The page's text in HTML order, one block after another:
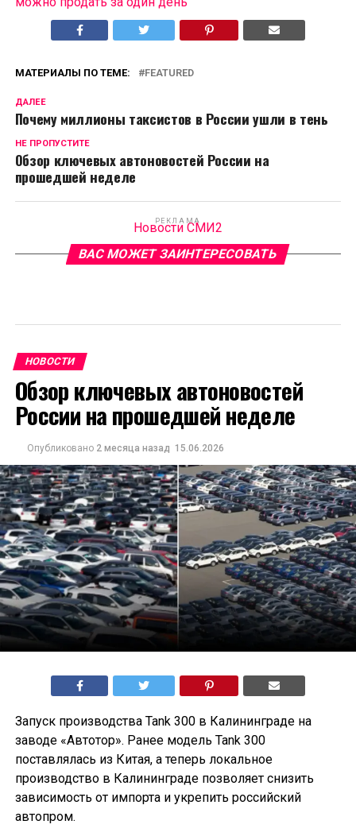
МАТЕРИАЛЫ ПО ТЕМЕ: FEATURED
ДАЛЕЕ
Почему миллионы таксистов в России ушли в тень
НЕ ПРОПУСТИТЕ
Обзор ключевых автоновостей России на
прошедшей неделе
РЕКЛАМА
Новости СМИ2
ВАС МОЖЕТ ЗАИНТЕРЕСОВАТЬ
НОВОСТИ
Обзор ключевых автоновостей
России на прошедшей неделе
Опубликовано 2 месяца назад 15.06.2026
Запуск производства Tank 300 в Калининграде на
заводе «Автотор». Ранее модель Tank 300
поставлялась из Китая, а теперь локальное
производство в Калининграде позволяет снизить
зависимость от импорта и укрепить российский
автопром.